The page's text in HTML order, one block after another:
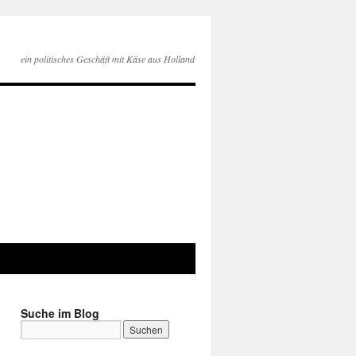
ein politisches Geschäft mit Käse aus Holland
Suche im Blog